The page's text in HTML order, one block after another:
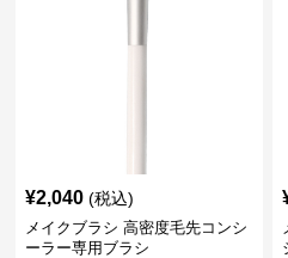
¥2,040 (税込)
メイクブラシ 高密度毛先コンシ
ーラー専用ブラシ